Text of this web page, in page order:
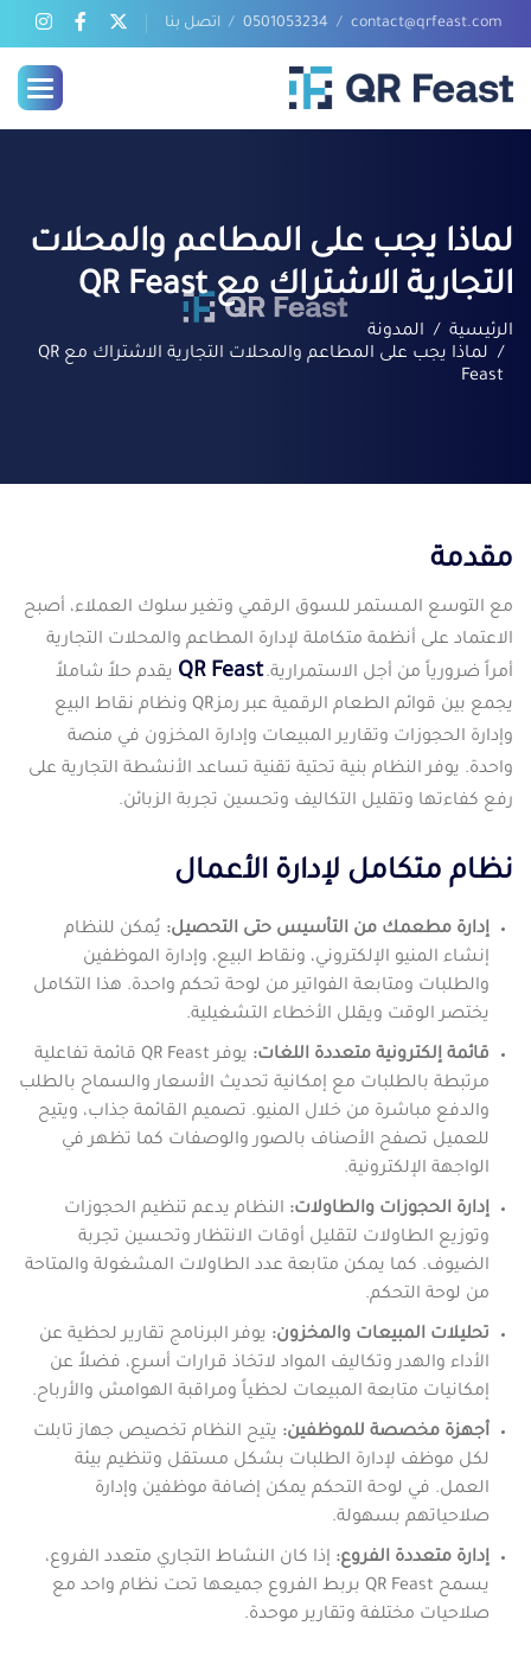
contact@qrfeast.com
0501053234 اتصل بنا
لماذا يجب على المطاعم والمحلات
التجارية الاشتراك مع QR Feast
الرئيسية
المدونة
لماذا يجب على المطاعم والمحلات التجارية الاشتراك مع QR
Feast
مقدمة
مع التوسع المستمر للسوق الرقمي وتغير سلوك العملاء، أصبح
الاعتماد على أنظمة متكاملة لإدارة المطاعم والمحلات التجارية
أمراً ضرورياً من أجل الاستمرارية.QR Feast يقدم حلاً شاملاً
يجمع بين قوائم الطعام الرقمية عبر رمز QR ونظام نقاط البيع
وإدارة الحجوزات وتقارير المبيعات وإدارة المخزون في منصة
واحدة. يوفر النظام بنية تحتية تقنية تساعد الأنشطة التجارية على
رفع كفاءتها وتقليل التكاليف وتحسين تجربة الزبائن.
نظام متكامل لإدارة الأعمال
إدارة مطعمك من التأسيس حتى التحصيل: يُمكن للنظام
إنشاء المنيو الإلكتروني، ونقاط البيع، وإدارة الموظفين
والطلبات ومتابعة الفواتير من لوحة تحكم واحدة. هذا التكامل
يختصر الوقت ويقلل الأخطاء التشغيلية.
قائمة إلكترونية متعددة اللغات:
يوفر QR Feast قائمة تفاعلية
مرتبطة بالطلبات مع إمكانية تحديث الأسعار والسماح بالطلب
والدفع مباشرة من خلال المنيو. تصميم القائمة جذاب، ويتيح
للعميل تصفح الأصناف بالصور والوصفات كما تظهر في
الواجهة الإلكترونية.
إدارة الحجوزات والطاولات: النظام يدعم تنظيم الحجوزات
وتوزيع الطاولات لتقليل أوقات الانتظار وتحسين تجربة
الضيوف. كما يمكن متابعة عدد الطاولات المشغولة والمتاحة
من لوحة التحكم.
تحليلات المبيعات والمخزون: يوفر البرنامج تقارير لحظية عن
الأداء والهدر وتكاليف المواد لاتخاذ قرارات أسرع، فضلاً عن
إمكانيات متابعة المبيعات لحظياً ومراقبة الهوامش والأرباح.
أجهزة مخصصة للموظفين: يتيح النظام تخصيص جهاز تابلت
لكل موظف لإدارة الطلبات بشكل مستقل وتنظيم بيئة
العمل. في لوحة التحكم يمكن إضافة موظفين وإدارة
صلاحياتهم بسهولة.
إدارة متعددة الفروع: إذا كان النشاط التجاري متعدد الفروع،
يسمح QR Feast بربط الفروع جميعها تحت نظام واحد مع
صلاحيات مختلفة وتقارير موحدة.